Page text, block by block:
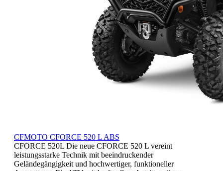
CFMOTO CFORCE 520 L ABS
CFORCE 520L Die neue CFORCE 520 L vereint
leistungsstarke Technik mit beeindruckender
Geländegängigkeit und hochwertiger, funktioneller